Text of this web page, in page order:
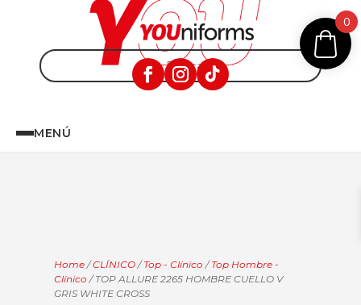
MENÚ
Home /CLÍNICO /Top - Clínico /Top Hombre -
Clínico / TOP ALLURE 2265 HOMBRE CUELLO V
GRIS WHITE CROSS
0